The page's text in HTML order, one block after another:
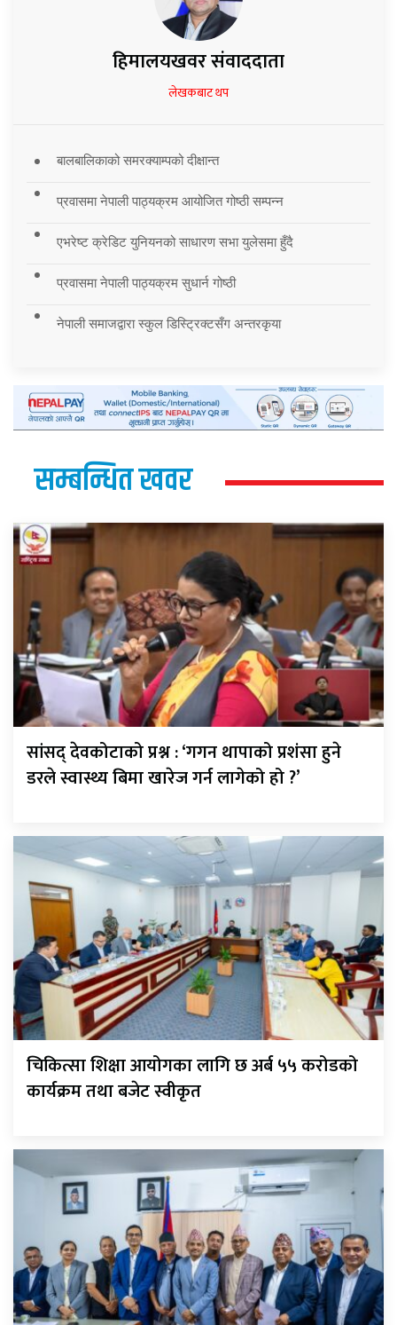
हिमालयखवर संवाददाता
लेखकबाट थप
बालबालिकाको समरक्याम्पको दीक्षान्त
प्रवासमा नेपाली पाठ्यक्रम आयोजित गोष्ठी सम्पन्न
एभरेष्ट क्रेडिट युनियनको साधारण सभा युलेसमा हुँदै
प्रवासमा नेपाली पाठ्यक्रम सुधार्न गोष्ठी
नेपाली समाजद्वारा स्कुल डिस्ट्रिक्टसँग अन्तरकृया
सम्बन्धित खवर
सांसद् देवकोटाको प्रश्न : ‘गगन थापाको प्रशंसा हुने
डरले स्वास्थ्य बिमा खारेज गर्न लागेको हो ?’
चिकित्सा शिक्षा आयोगका लागि छ अर्ब ५५ करोडको
कार्यक्रम तथा बजेट स्वीकृत